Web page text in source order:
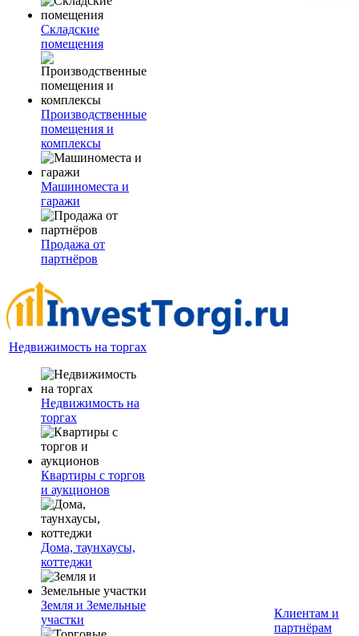
Складские
помещения
Производственные
помещения и
комплексы
Машиноместа и
гаражи
Продажа от
партнёров
Недвижимость на торгах
Недвижимость на
торгах
Квартиры с торгов
и аукционов
Дома, таунхаусы,
коттеджи
Земля и Земельные
участки
Клиентам и
партнёрам